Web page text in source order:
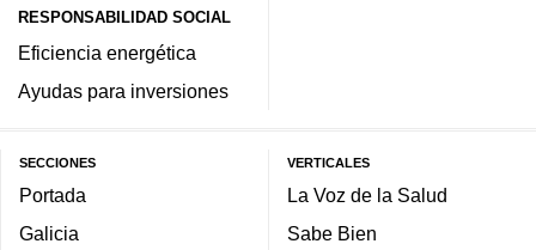
RESPONSABILIDAD SOCIAL
Eficiencia energética
Ayudas para inversiones
SECCIONES
Portada
Galicia
VERTICALES
La Voz de la Salud
Sabe Bien